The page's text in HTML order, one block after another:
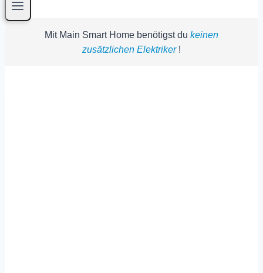
Mit Main Smart Home benötigst du keinen
zusätzlichen Elektriker!